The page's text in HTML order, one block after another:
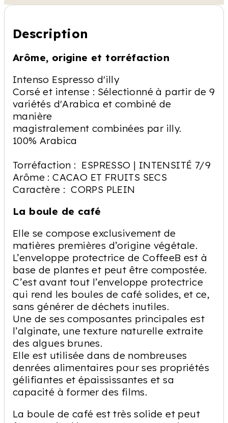
Description
Arôme, origine et torréfaction
Intenso Espresso d'illy
Corsé et intense : Sélectionné à partir de 9
variétés d'Arabica et combiné de
manière
magistralement combinées par illy.
100% Arabica
Torréfaction : ESPRESSO | INTENSITÉ 7/9
Arôme : CACAO ET FRUITS SECS
Caractère : CORPS PLEIN
La boule de café
Elle se compose exclusivement de
matières premières d’origine végétale.
L’enveloppe protectrice de CoffeeB est à
base de plantes et peut être compostée.
C’est avant tout l’enveloppe protectrice
qui rend les boules de café solides, et ce,
sans générer de déchets inutiles.
Une de ses composantes principales est
l’alginate, une texture naturelle extraite
des algues brunes.
Elle est utilisée dans de nombreuses
denrées alimentaires pour ses propriétés
gélifiantes et épaississantes et sa
capacité à former des films.
La boule de café est très solide et peut